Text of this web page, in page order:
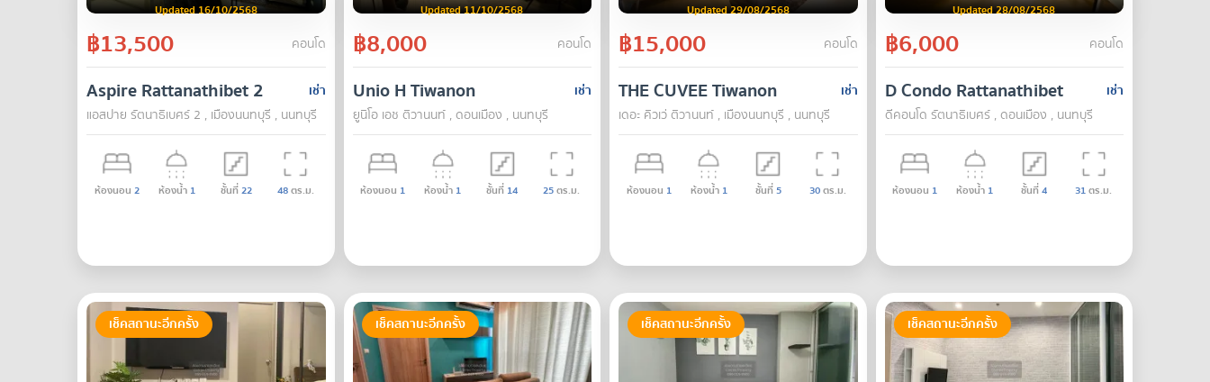
Updated 16/10/2568
฿13,500 คอนโด
เช่า
Aspire Rattanathibet 2
แอสปาย รัตนาธิเบศร์ 2 , เมืองนนทบุรี , นนทบุรี
ห้องนอน 2 ห้องน้ำ 1 ชั้นที่22 48ตร.ม.
Updated 11/10/2568
฿8,000 คอนโด
เช่า
Unio H Tiwanon
ยูนิโอ เอช ติวานนท์ , ดอนเมือง , นนทบุรี
ห้องนอน 1 ห้องน้ำ 1 ชั้นที่ 14 25ตร.ม.
Updated 29/08/2568
฿15,000 คอนโด
เช่า
THE CUVEE Tiwanon
เดอะ คิวเว่ ติวานนท์ , เมืองนนทบุรี , นนทบุรี
ห้องนอน 1 ห้องน้ำ 1 ชั้นที่5 30ตร.ม.
Updated 28/08/2568
฿6,000 คอนโด
เช่า
D Condo Rattanathibet
ดีคอนโด รัตนา​ธิเบศร์ , ดอนเมือง , นนทบุรี
ห้องนอน 1 ห้องน้ำ 1 ชั้นที่4 31ตร.ม.
เช็คสถานะอีกครั้ง เช็คสถานะอีกครั้ง เช็คสถานะอีกครั้ง เช็คสถานะอีกครั้ง